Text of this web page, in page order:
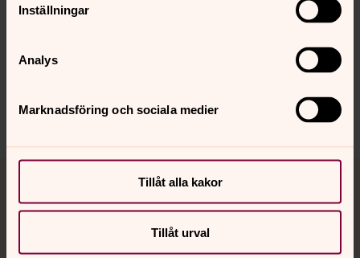
Inställningar
Analys
Marknadsföring och sociala medier
Tillåt alla kakor
Tillåt urval
Synpunkter eller frågor på sidans
goteborg.stift@svenskakyrkan.se
Tillbaka till toppen
Tillbaka till innehållet
Kontakt